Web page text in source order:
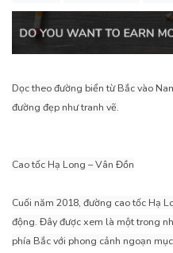
Dọc theo đường biển từ Bắc vào
đường đẹp như tranh vẽ.
Cao tốc Hạ Long – Vân Đồn
Cuối năm 2018, đường cao tốc Hạ
động. Đây được xem là một trong
phía Bắc với phong cảnh ngoạn